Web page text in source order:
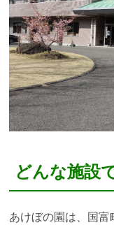
どんな施設
あけぼの園は、国